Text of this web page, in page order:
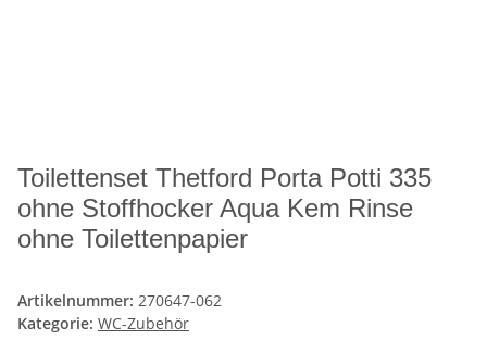
Toilettenset Thetford Porta Potti 335
ohne Stoffhocker Aqua Kem Rinse
ohne Toilettenpapier
Artikelnummer: 270647-062
Kategorie: WC-Zubehör